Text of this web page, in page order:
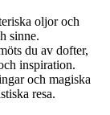
oljor och
sinne.
du av dofter,
inspiration.
och magiska
resa.